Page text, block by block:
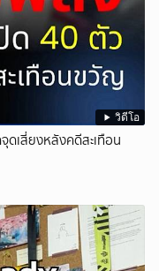
วิดีโอ
เสี่ยงหลังคดีสะเทือน